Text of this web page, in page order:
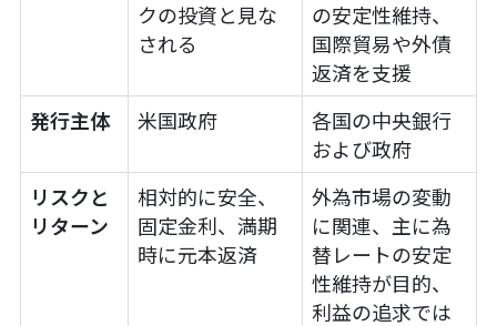
クの投資と見な
される
の安定性維持、
国際貿易や外債
返済を支援
発行主体 米国政府
各国の中央銀行
および政府
リスクと
リターン
相対的に安全、
固定金利、満期
時に元本返済
外為市場の変動
に関連、主に為
替レートの安定
性維持が目的、
利益の追求では